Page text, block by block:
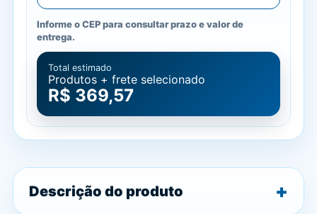
Informe o CEP para consultar prazo e valor de
entrega.
Total estimado
Produtos + frete selecionado
R$ 369,57
Descrição do produto